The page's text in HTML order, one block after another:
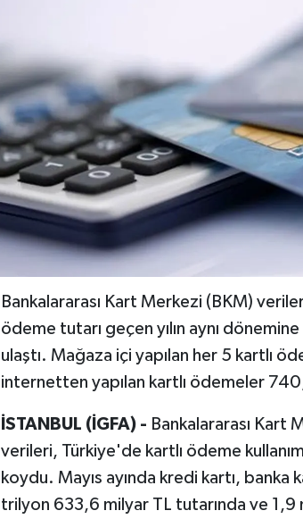
Bankalararası Kart Merkezi (BKM)
ödeme tutarı geçen yılın aynı
ulaştı. Mağaza içi yapılan her 5 kartlı
internetten yapılan kartlı ödemeler
İSTANBUL (İGFA) - Bankalararası Kart
verileri, Türkiye'de kartlı ödeme
koydu. Mayıs ayında kredi kartı,
trilyon 633,6 milyar TL tutarında ve